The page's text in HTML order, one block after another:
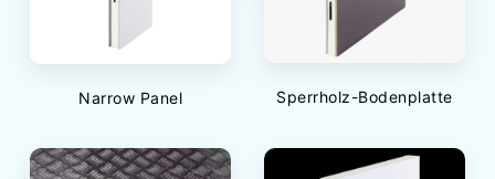
Narrow Panel Sperrholz-Bodenplatte